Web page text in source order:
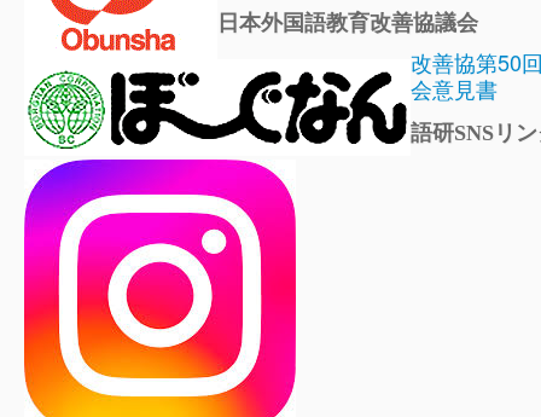
日本外国語教育改善協議会
改善協第50
会意見書
語研SNSリ